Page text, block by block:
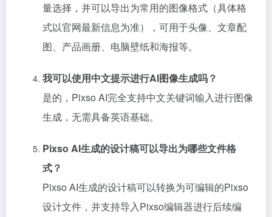
量选择，并可以导出为常用的图像格式（具体格
式以官网最新信息为准），可用于头像、文章配
图、产品画册、电脑壁纸和海报等。
我可以使用中文提示进行AI图像生成吗？
是的，Pixso AI完全支持中文关键词输入进行图像
生成，无需具备英语基础。
Pixso AI生成的设计稿可以导出为哪些文件格
式？
Pixso AI生成的设计稿可以转换为可编辑的Pixso
设计文件，并支持导入Pixso编辑器进行后续编